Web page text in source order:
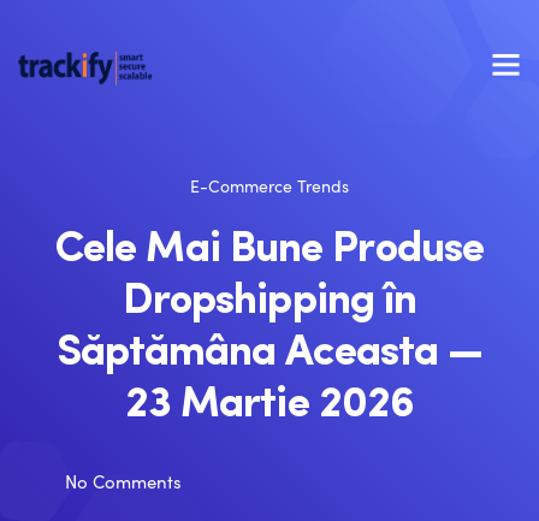
E-Commerce Trends
Cele Mai Bune Produse
Dropshipping în
Săptămâna Aceasta —
23 Martie 2026
No Comments